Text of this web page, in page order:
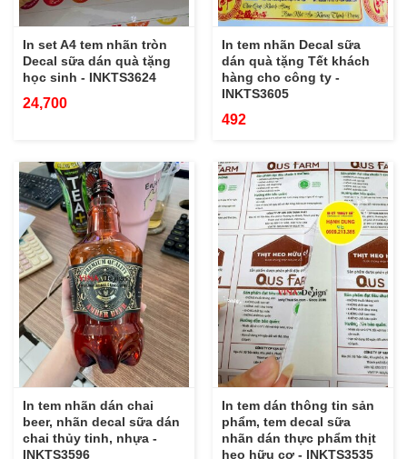
In set A4 tem nhãn tròn
Decal sữa dán quà tặng
học sinh - INKTS3624
24,700
In tem nhãn Decal sữa
dán quà tặng Tết khách
hàng cho công ty -
INKTS3605
492
In tem nhãn dán chai
beer, nhãn decal sữa dán
chai thủy tinh, nhựa -
INKTS3596
In tem dán thông tin sản
phẩm, tem decal sữa
nhãn dán thực phẩm thịt
heo hữu cơ - INKTS3535